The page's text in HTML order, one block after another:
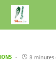
8 minutes